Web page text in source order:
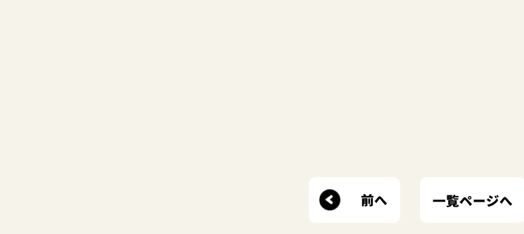
前へ 一覧ページへ